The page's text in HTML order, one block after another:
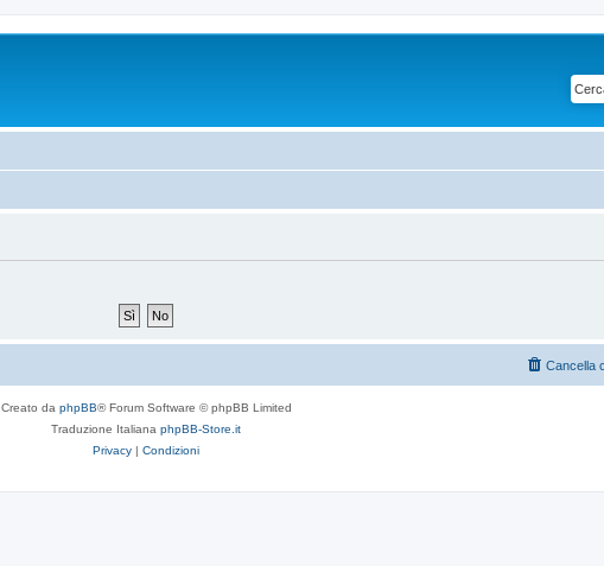
Cancella
Creato da phpBB® Forum Software © phpBB Limited
Traduzione Italiana phpBB-Store.it
Privacy | Condizioni